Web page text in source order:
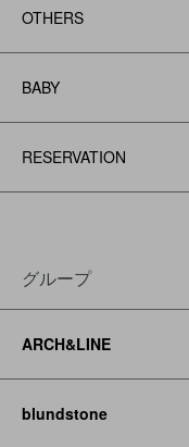
OTHERS
BABY
RESERVATION
グループ
ARCH&LINE
blundstone